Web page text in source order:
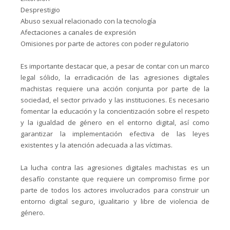
Desprestigio
Abuso sexual relacionado con la tecnología
Afectaciones a canales de expresión
Omisiones por parte de actores con poder regulatorio
Es importante destacar que, a pesar de contar con un marco
legal sólido, la erradicación de las agresiones digitales
machistas requiere una acción conjunta por parte de la
sociedad, el sector privado y las instituciones. Es necesario
fomentar la educación y la concientización sobre el respeto
y la igualdad de género en el entorno digital, así como
garantizar la implementación efectiva de las leyes
existentes y la atención adecuada a las víctimas.
La lucha contra las agresiones digitales machistas es un
desafío constante que requiere un compromiso firme por
parte de todos los actores involucrados para construir un
entorno digital seguro, igualitario y libre de violencia de
género.